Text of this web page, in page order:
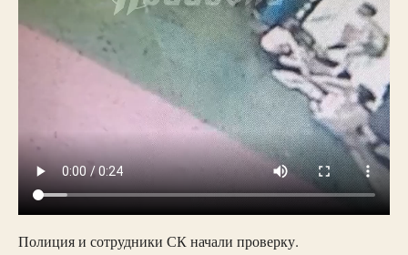
Полиция и сотрудники СК начали проверку.